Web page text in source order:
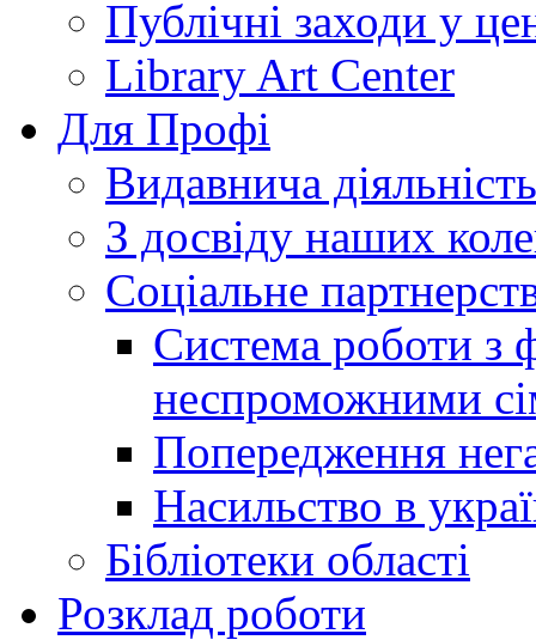
Публічні заходи у
Library Art Center
Для Профі
Видавнича діяльність
З досвіду наших
Соціальне
Система роботи з
неспроможними
Попередження
Насильство в
Бібліотеки області
Розклад роботи